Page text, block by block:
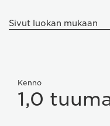
Sivut luokan mukaan
Kenno
1,0